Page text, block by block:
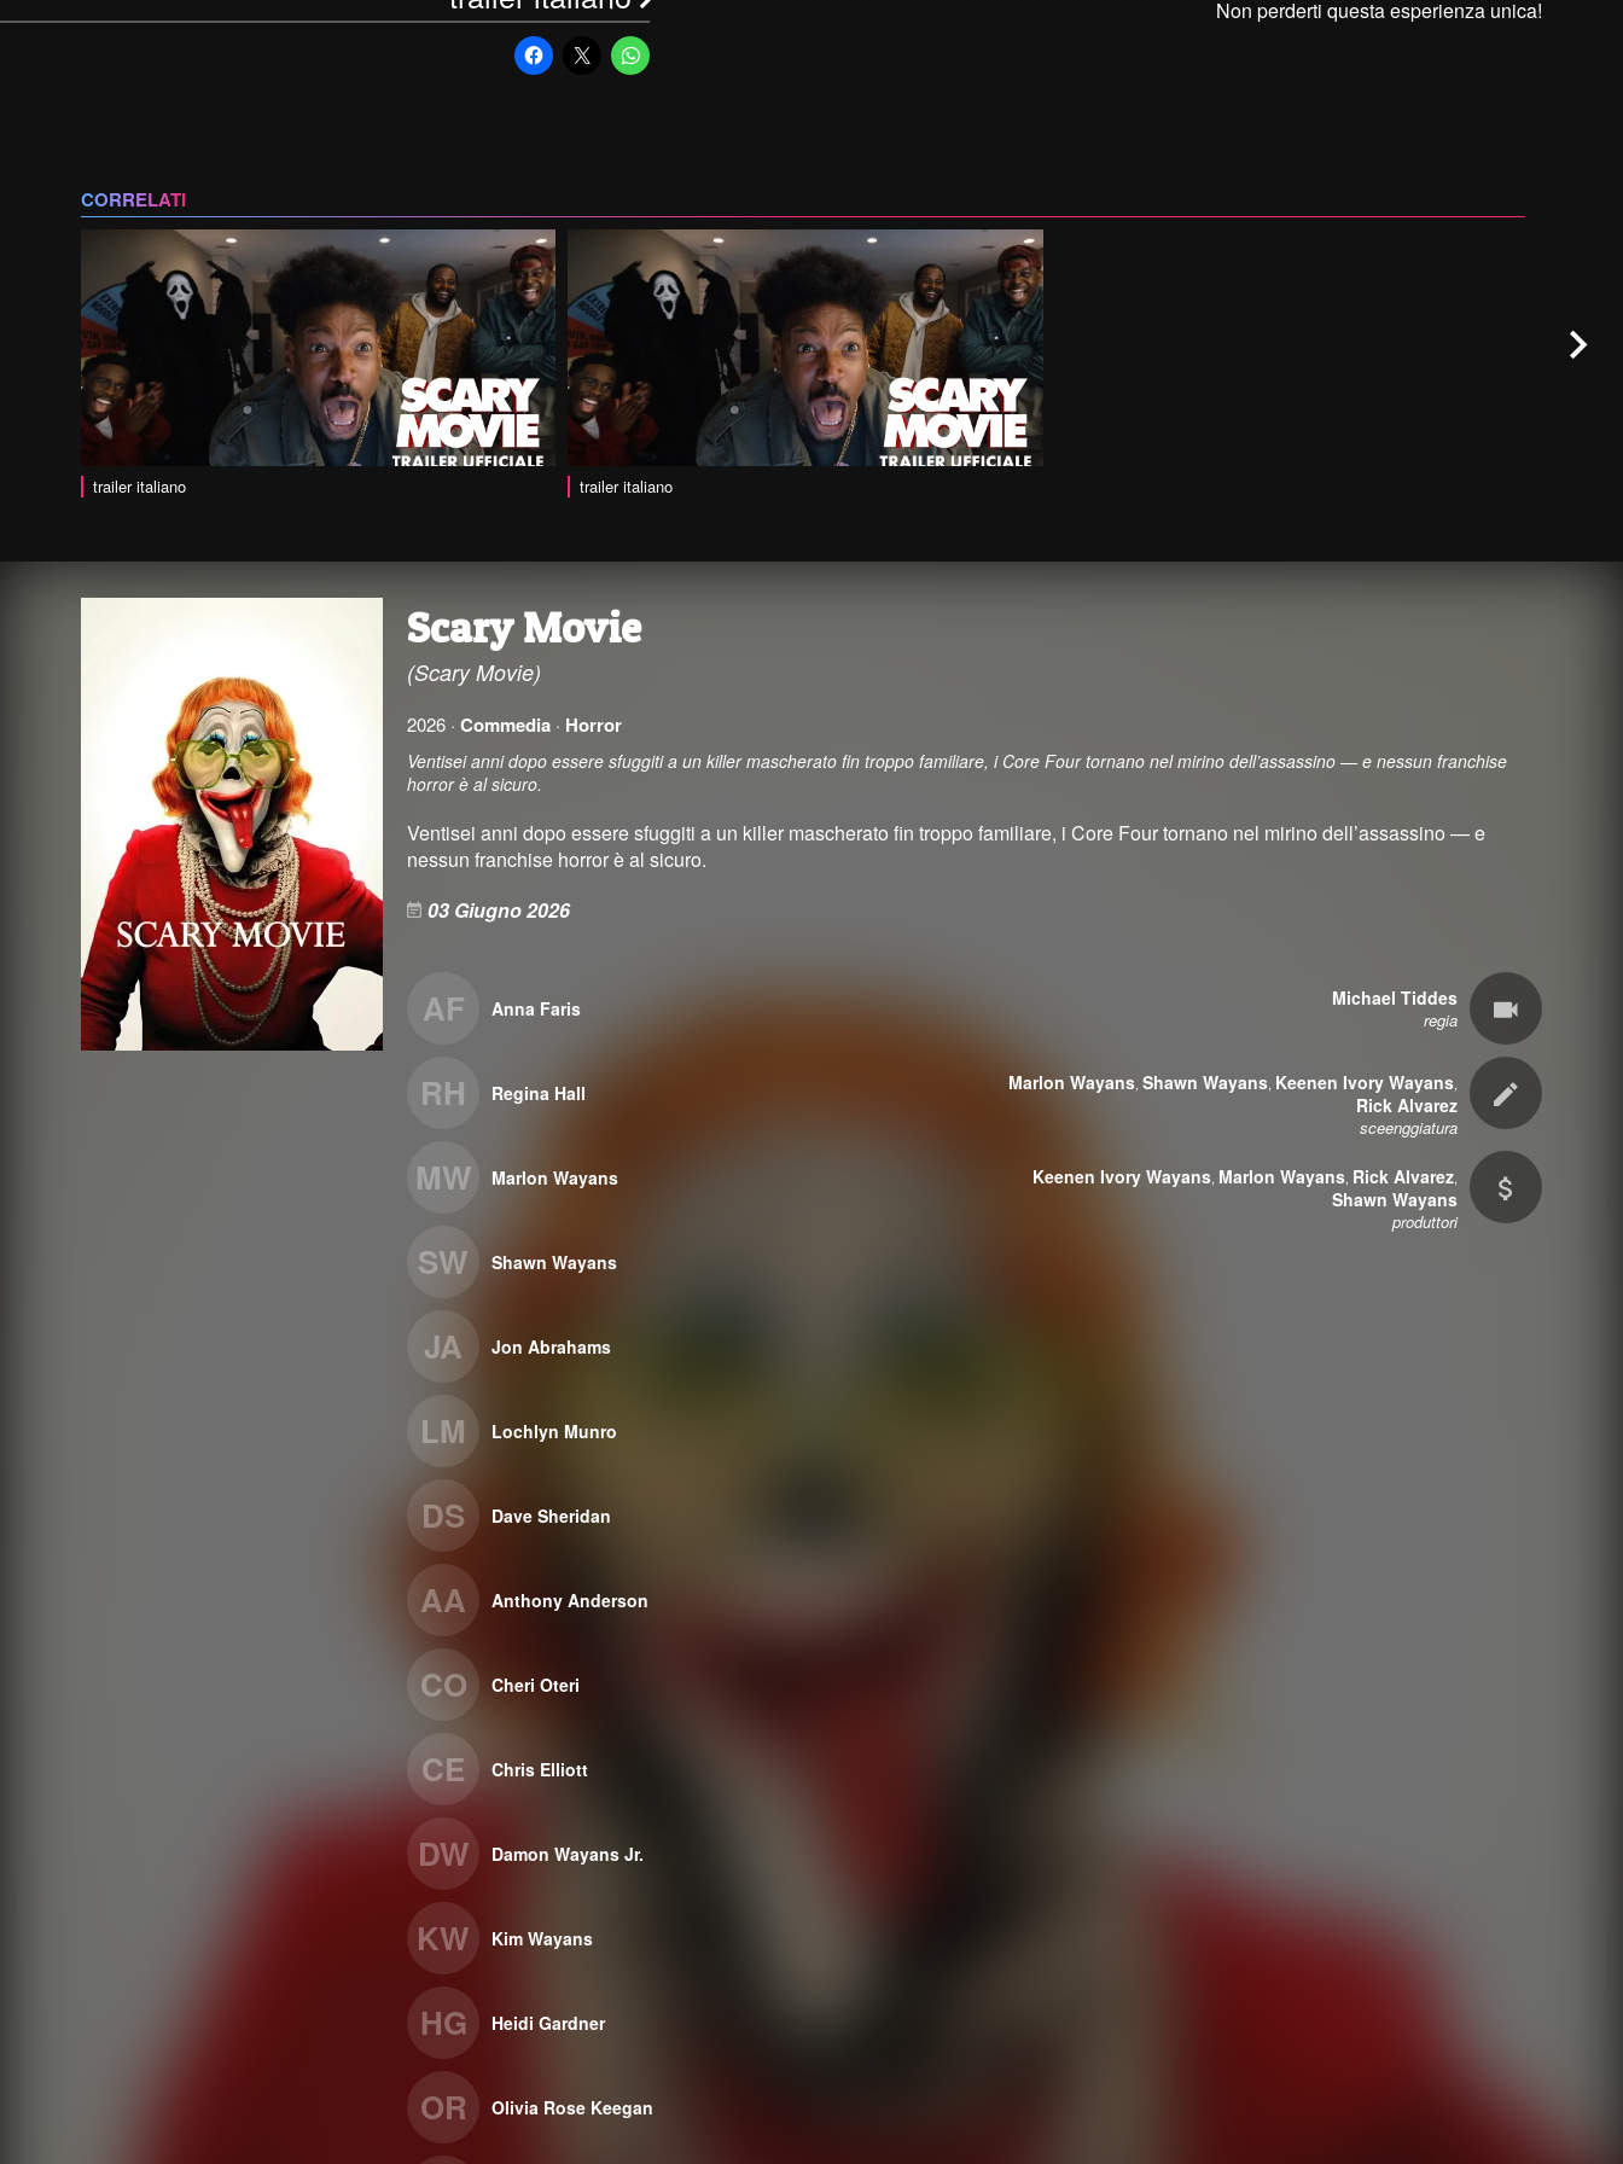
Non perderti questa esperienza unica!
CORRELATI
trailer italiano trailer italiano
Scary Movie
(Scary Movie)
2026 · Commedia · Horror
Ventisei anni dopo essere sfuggiti a un killer mascherato fin troppo familiare, i Core Four tornano nel mirino dell’assassino — e nessun franchise
horror è al sicuro.
Ventisei anni dopo essere sfuggiti a un killer mascherato fin troppo familiare, i Core Four tornano nel mirino dell’assassino — e
nessun franchise horror è al sicuro.
03 Giugno 2026
AF Anna Faris
RH Regina Hall
MW Marlon Wayans
SW Shawn Wayans
JA Jon Abrahams
LM Lochlyn Munro
DS Dave Sheridan
AA Anthony Anderson
CO Cheri Oteri
CE Chris Elliott
DW Damon Wayans Jr.
KW Kim Wayans
HG Heidi Gardner
OR Olivia Rose Keegan
Michael Tiddes
regia
Marlon Wayans, Shawn Wayans, Keenen Ivory Wayans,
Rick Alvarez
sceenggiatura
Keenen Ivory Wayans, Marlon Wayans, Rick Alvarez,
Shawn Wayans
produttori